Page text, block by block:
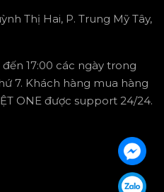
Thị Hai, P. Trung Mỹ Tây,
đến 17:00 các ngày trong
7. Khách hàng mua hàng
ONE được support 24/24.